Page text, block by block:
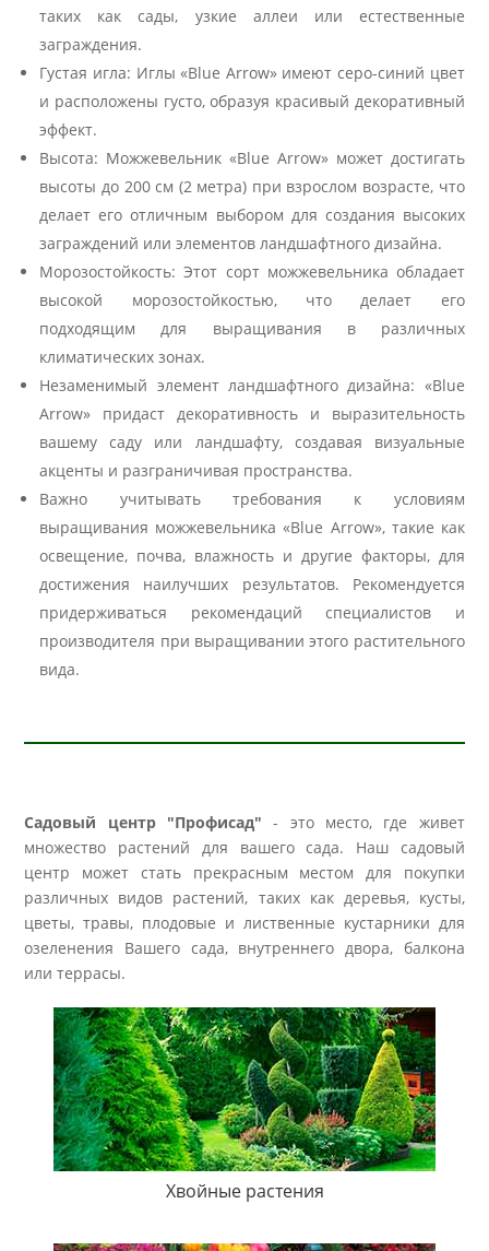
таких как сады, узкие аллеи или естественные
заграждения.
Густая игла: Иглы «Blue Arrow» имеют серо-синий цвет
и расположены густо, образуя красивый декоративный
эффект.
Высота: Можжевельник «Blue Arrow» может достигать
высоты до 200 см (2 метра) при взрослом возрасте, что
делает его отличным выбором для создания высоких
заграждений или элементов ландшафтного дизайна.
Морозостойкость: Этот сорт можжевельника обладает
высокой морозостойкостью, что делает его
подходящим для выращивания в различных
климатических зонах.
Незаменимый элемент ландшафтного дизайна: «Blue
Arrow» придаст декоративность и выразительность
вашему саду или ландшафту, создавая визуальные
акценты и разграничивая пространства.
Важно учитывать требования к условиям
выращивания можжевельника «Blue Arrow», такие как
освещение, почва, влажность и другие факторы, для
достижения наилучших результатов. Рекомендуется
придерживаться рекомендаций специалистов и
производителя при выращивании этого растительного
вида.
Садовый центр "Профисад" - это место, где живет
множество растений для вашего сада. Наш садовый
центр может стать прекрасным местом для покупки
различных видов растений, таких как деревья, кусты,
цветы, травы, плодовые и лиственные кустарники для
озеленения Вашего сада, внутреннего двора, балкона
или террасы.
Хвойные растения